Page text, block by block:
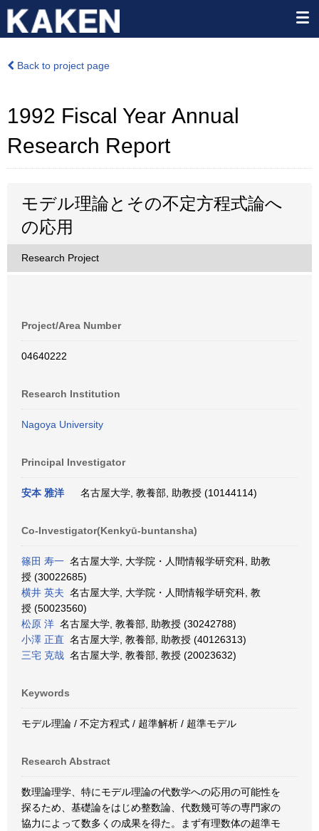
Back to project page
1992 Fiscal Year Annual
Research Report
モデル理論とその不定方程式論へ
の応用
Research Project
Project/Area Number
04640222
Research Institution
Nagoya University
Principal Investigator
安本 雅洋 名古屋大学, 教養部, 助教授 (10144114)
Co-Investigator(Kenkyū-buntansha)
篠田 寿一 名古屋大学, 大学院・人間情報学研究科, 助教
授 (30022685)
横井 英夫 名古屋大学, 大学院・人間情報学研究科, 教
授 (50023560)
松原 洋 名古屋大学, 教養部, 助教授 (30242788)
小澤 正直 名古屋大学, 教養部, 助教授 (40126313)
三宅 克哉 名古屋大学, 教養部, 教授 (20023632)
Keywords
モデル理論 / 不定方程式 / 超準解析 / 超準モデル
Research Abstract
数理論理学、特にモデル理論の代数学への応用の可能性を
探るため、基礎論をはじめ整数論、代数幾可等の専門家の
協力によって数多くの成果を得た。まず有理数体の超準モ